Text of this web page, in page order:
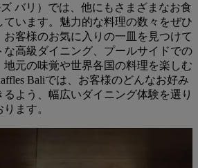
バリ）では、他にもさまざまなお食
います。魅力的な料理の数々をぜひ
お客様のお気に入りの一皿を見つけて
な高級ダイニング、プールサイドでの
地元の味覚や世界各国の料理を楽しむ
Baliでは、お客様のどんなお好み
よう、幅広いダイニング体験を選り
ます。